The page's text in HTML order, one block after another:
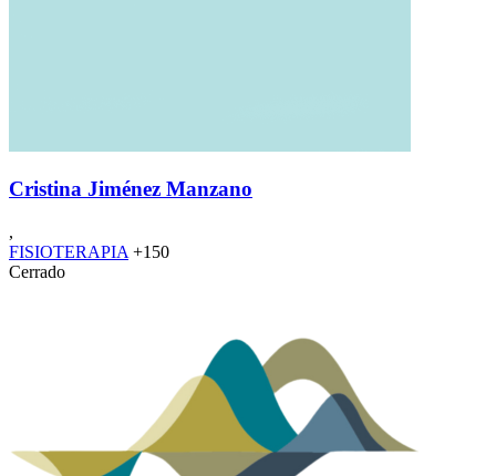
Cristina Jiménez Manzano
,
FISIOTERAPIA +150
Cerrado